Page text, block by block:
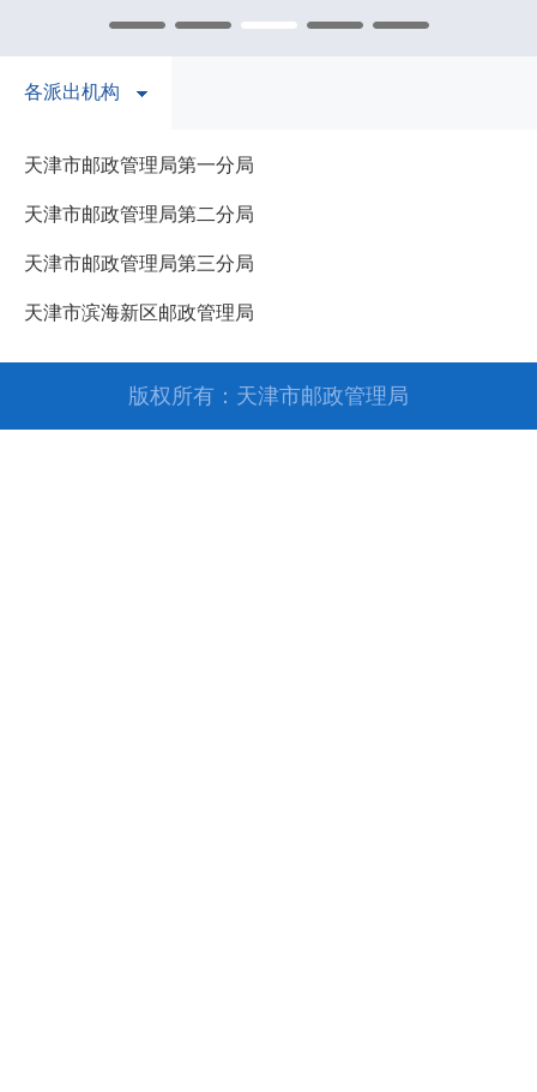
各派出机构
天津市邮政管理局第一分局
天津市邮政管理局第二分局
天津市邮政管理局第三分局
天津市滨海新区邮政管理局
版权所有：天津市邮政管理局